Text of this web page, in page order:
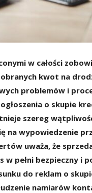
w całości
kwot na
problemów i
o skupie
szereg
na wypowiedzenie
uważa, że
pełni bezpieczny i
do reklam o
namiarów